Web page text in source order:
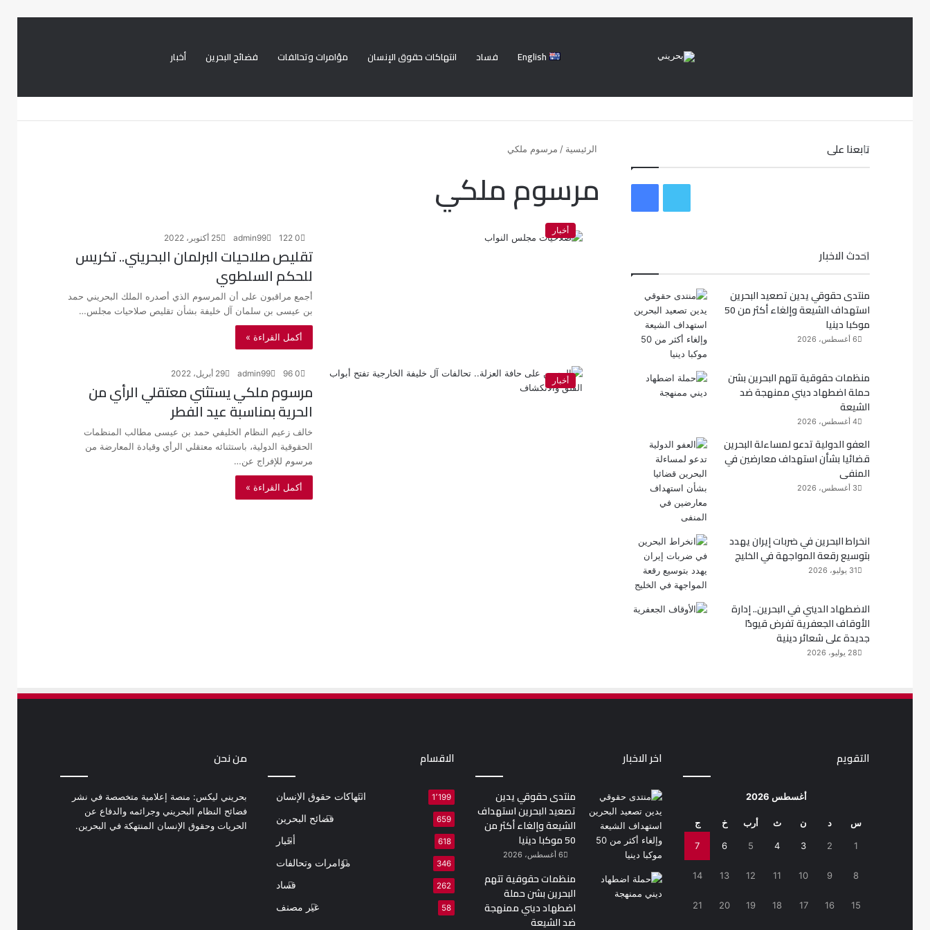
أخبار فضائح البحرين مؤامرات وتحالفات انتهاكات حقوق الإنسان فساد English
الرئيسية / مرسوم ملكي
مرسوم ملكي
أخبار
admin99 25 أكتوبر، 2022 0
تقليص صلاحيات البرلمان البحريني.. تكريس
للحكم السلطوي
أجمع مراقبون على أن المرسوم الذي أصدره الملك البحريني حمد
بن عيسى بن سلمان آل خليفة بشأن تقليص صلاحيات مجلس…
أكمل القراءة »
أخبار
admin99 29 أبريل، 2022 0
مرسوم ملكي يستثني معتقلي الرأي من
الحرية بمناسبة عيد الفطر
خالف زعيم النظام الخليفي حمد بن عيسى مطالب المنظمات
الحقوقية الدولية، باستثنائه معتقلي الرأي وقيادة المعارضة من
مرسوم للإفراج عن…
أكمل القراءة »
تابعنا على
و
ك
ر
احدث الاخبار
منتدى حقوقي يدين تصعيد البحرين
استهداف الشيعة وإلغاء أكثر من 50
موكبا دينيا
6 أغسطس، 2026
منظمات حقوقية تتهم البحرين بشن
حملة اضطهاد ديني ممنهجة ضد
الشيعة
4 أغسطس، 2026
العفو الدولية تدعو لمساءلة البحرين
قضائيا بشأن استهداف معارضين في
المنفى
3 أغسطس، 2026
انخراط البحرين في ضربات إيران يهدد
بتوسيع رقعة المواجهة في الخليج
31 يوليو، 2026
الاضطهاد الديني في البحرين.. إدارة
الأوقاف الجعفرية تفرض قيودًا
جديدة على شعائر دينية
28 يوليو، 2026
من نحن
بحريني ليكس: منصة إعلامية متخصصة في نشر
فضائح النظام البحريني وجرائمه والدفاع عن
الحريات وحقوق الإنسان المنتهكة في البحرين.
الاقسام
انتهاكات حقوق الإنسان 1٬199
فضائح البحرين 659
أخبار 618
مؤامرات وتحالفات 346
فساد 262
غير مصنف 58
اخر الاخبار
منتدى حقوقي يدين
تصعيد البحرين استهداف
الشيعة وإلغاء أكثر من
50 موكبا دينيا
6 أغسطس، 2026
منظمات حقوقية تتهم
البحرين بشن حملة
اضطهاد ديني ممنهجة
ضد الشيعة
التقويم
أغسطس 2026
س د ن ث أرب خ ج
1
2
3
4
5
6
7
8
9
10
11
12
13
14
15
16
17
18
19
20
21